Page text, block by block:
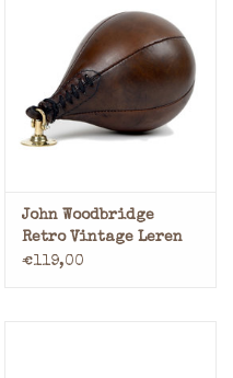
John Woodbridge
Retro Vintage Leren
Boksbal Speedbag
€119,00